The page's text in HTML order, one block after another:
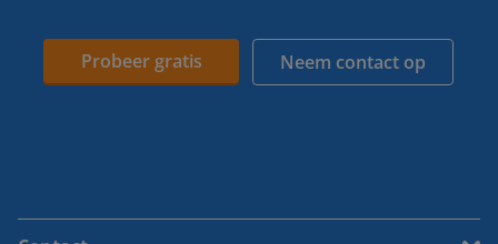
Probeer gratis Neem contact op